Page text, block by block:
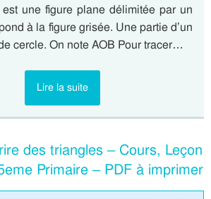
une figure plane délimitée par un
à la figure grisée. Une partie d’un
cercle. On note AOB Pour tracer…
Lire la suite
des triangles – Cours, Leçon
Primaire – PDF à imprimer